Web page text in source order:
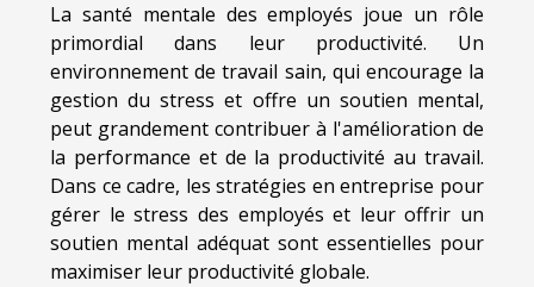
La santé mentale des employés joue un rôle
primordial dans leur productivité. Un
environnement de travail sain, qui encourage la
gestion du stress et offre un soutien mental,
peut grandement contribuer à l'amélioration de
la performance et de la productivité au travail.
Dans ce cadre, les stratégies en entreprise pour
gérer le stress des employés et leur offrir un
soutien mental adéquat sont essentielles pour
maximiser leur productivité globale.